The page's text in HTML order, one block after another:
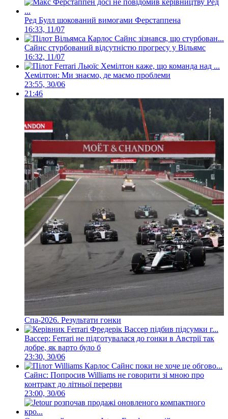
Ред Булл шокований вимогами Ферстаппена
16:33, 11/07
Сайнс стурбований відсутністю прогресу у Вільямс
16:32, 11/07
Хемілтон: Ми знаємо, де маємо проблеми
23:55, 30/06
21:46
Спа-2026. Результати гонки
Вассер: Ferrari не підготувалася до гонки в Австрії так
добре, як варто було б
23:30, 30/06
Сайнс: Попросив Williams не говорити зі мною про
контракт до літньої перерви
23:00, 30/06